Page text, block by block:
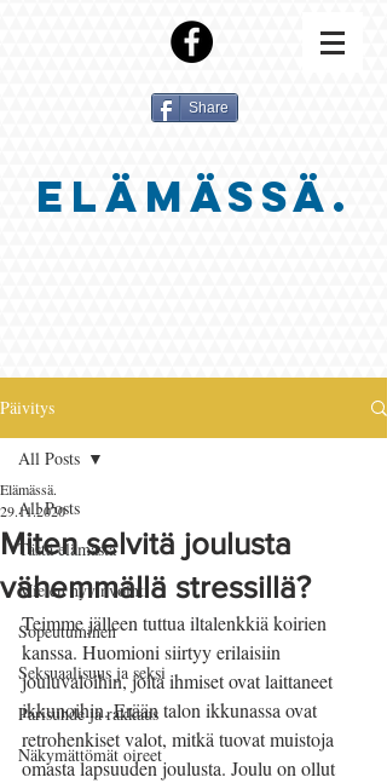
Share
ELÄMÄSSÄ.
Päivitys
All Posts
Tästä elämästä
Mielen hyvinvointi
Sopeutuminen
Seksuaalisuus ja seksi
Parisuhde ja rakkaus
Näkymättömät oireet
All Posts
Miten selvitä joulusta
vähemmällä stressillä?
Elämässä.
29.11.2020
Teimme jälleen tuttua iltalenkkiä koirien
kanssa. Huomioni siirtyy erilaisiin
jouluvaloihin, joita ihmiset ovat laittaneet
ikkunoihin. Erään talon ikkunassa ovat
retrohenkiset valot, mitkä tuovat muistoja
omasta lapsuuden joulusta. Joulu on ollut